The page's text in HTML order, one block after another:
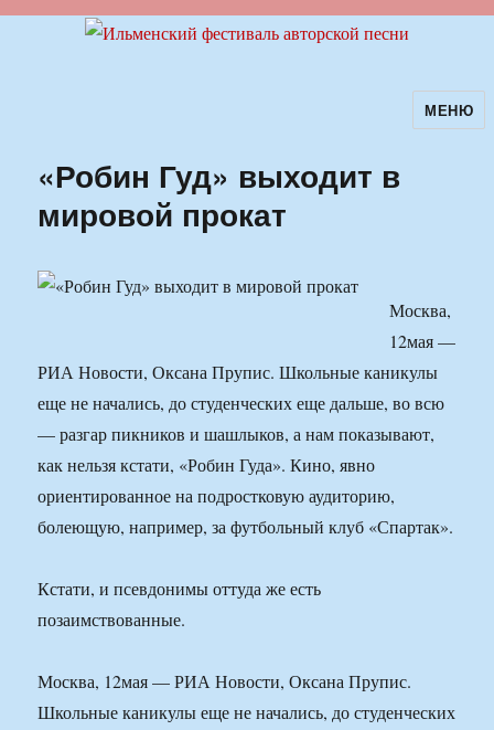
Ильменский фестиваль авторскойМЕНЮ
«Робин Гуд» выходит в
мировой прокат
Москва,
12мая —
РИА Новости, Оксана Прупис. Школьные каникулы
еще не начались, до студенческих еще дальше, во всю
— разгар пикников и шашлыков, а нам показывают,
как нельзя кстати, «Робин Гуда». Кино, явно
ориентированное на подростковую аудиторию,
болеющую, например, за футбольный клуб «Спартак».
Кстати, и псевдонимы оттуда же есть
позаимствованные.
Москва, 12мая — РИА Новости, Оксана Прупис.
Школьные каникулы еще не начались, до студенческих